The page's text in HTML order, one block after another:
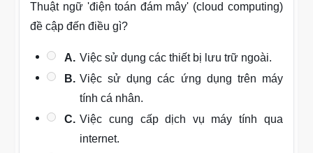
Thuật ngữ 'điện toán đám mây' (cloud computing)
đề cập đến điều gì?
A. Việc sử dụng các thiết bị lưu trữ ngoài.
B. Việc sử dụng các ứng dụng trên máy
tính cá nhân.
C. Việc cung cấp dịch vụ máy tính qua
internet.